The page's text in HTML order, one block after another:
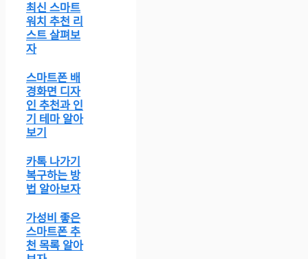
최신 스마트
워치 추천 리
스트 살펴보
자
스마트폰 배
경화면 디자
인 추천과 인
기 테마 알아
보기
카톡 나가기
복구하는 방
법 알아보자
가성비 좋은
스마트폰 추
천 목록 알아